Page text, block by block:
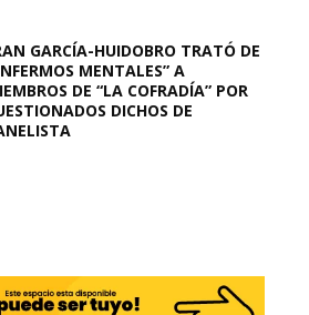
GARCÍA-HUIDOBRO TRATÓ DE
MENTALES” A
DE “LA COFRADÍA” POR
DICHOS DE